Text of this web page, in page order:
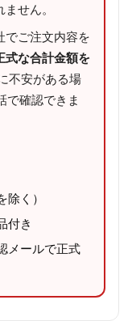
せん。
でご注文内容を
式な合計金額を
不安がある場
で確認できま
く）
付き
メールで正式